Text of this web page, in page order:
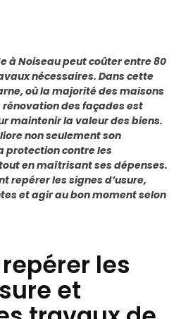
à Noiseau peut coûter entre 80
nécessaires. Dans cette
où la majorité des maisons
rénovation des façades est
maintenir la valeur des biens.
non seulement son
protection contre les
en maîtrisant ses dépenses.
repérer les signes d’usure,
et agir au bon moment selon
les
et